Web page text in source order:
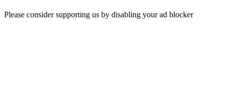
Please consider supporting us by disabling your ad blocker